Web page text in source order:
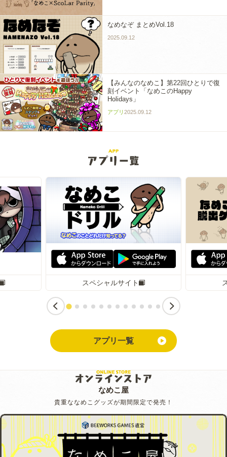
なめなぞ まとめVol.18
2025.09.12
【みんなのなめこ】第22回ひとりで復
刻イベント「なめこのHappy
Holidays」
アプリ 2025.09.12
スペシャルサイト
アプリ一覧
なめこ屋
貴重ななめこグッズが期間限定で発売！